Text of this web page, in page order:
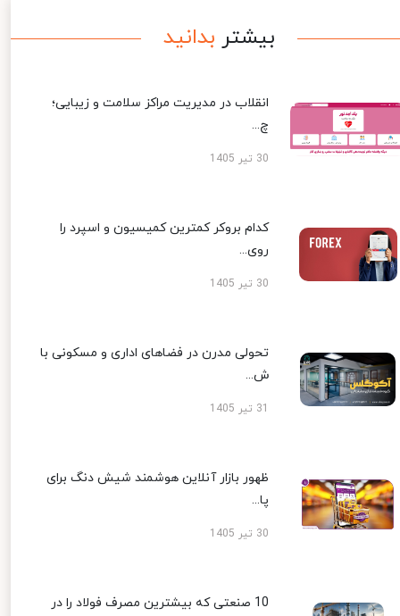
بیشتر بدانید
انقلاب در مدیریت مراکز سلامت و زیبایی؛
چ...
30 تیر 1405
کدام بروکر کمترین کمیسیون و اسپرد را
روی...
30 تیر 1405
تحولی مدرن در فضاهای اداری و مسکونی با
ش...
ظهور بازار آنلاین هوشمند شیش دنگ برای
پا...
30 تیر 1405
10 صنعتی که بیشترین مصرف فولاد را در